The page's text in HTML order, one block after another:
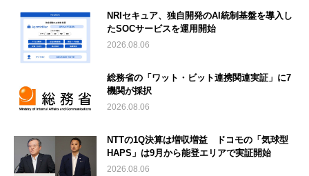
NRIセキュア、独自開発のAI統制基盤を導入し
たSOCサービスを運用開始
2026.08.06
総務省の「ワット・ビット連携関連実証」に7
機関が採択
2026.08.06
NTTの1Q決算は増収増益 ドコモの「気球型
HAPS」は9月から能登エリアで実証開始
2026.08.06